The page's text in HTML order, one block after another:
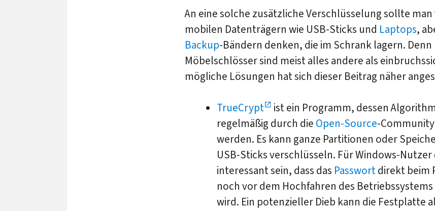
An eine solche zusätzliche Verschlüsselung sollte
mobilen Datenträgern wie USB-Sticks und Laptops,
Backup-Bändern denken, die im Schrank lagern. Denn
Möbelschlösser sind meist alles andere als
mögliche Lösungen hat sich dieser Beitrag näher
TrueCrypt
ist ein Programm, dessen
regelmäßig durch die Open-Source-
werden. Es kann ganze Partitionen oder
USB-Sticks verschlüsseln. Für Windows-
interessant sein, dass das Passwortdirekt beim
noch vor dem Hochfahren des
wird. Ein potenzieller Dieb kann die Festplatte